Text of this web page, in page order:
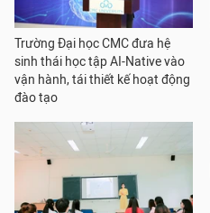
Trường Đại học CMC đưa hệ
sinh thái học tập AI-Native vào
vận hành, tái thiết kế hoạt động
đào tạo